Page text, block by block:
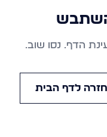
הדף. נסו שוב.
חזרה לדף הבית